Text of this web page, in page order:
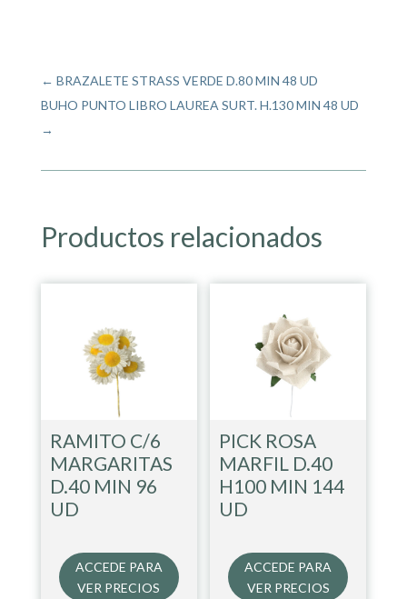
← BRAZALETE STRASS VERDE D.80 MIN 48 UD
BUHO PUNTO LIBRO LAUREA SURT. H.130 MIN 48 UD
→
Productos relacionados
RAMITO C/6
MARGARITAS
D.40 MIN 96
UD
ACCEDE PARA
VER PRECIOS
PICK ROSA
MARFIL D.40
H100 MIN 144
UD
ACCEDE PARA
VER PRECIOS